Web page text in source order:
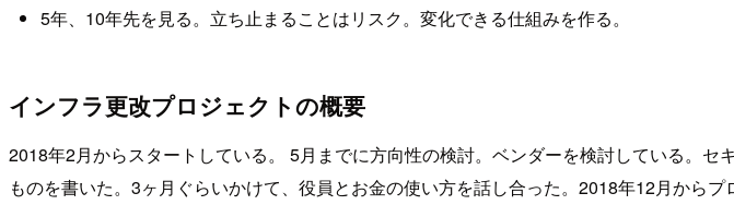
5年、10年先を見る。立ち止まることはリスク。変化できる仕組みを作る。
インフラ更改プロジェクトの概要
2018年2月からスタートしている。 5月までに方向性の検討。ベンダーを検討している。
ものを書いた。3ヶ月ぐらいかけて、役員とお金の使い方を話し合った。2018年12月から